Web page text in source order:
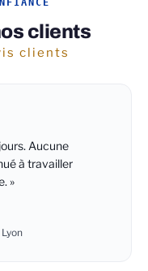
clients
clients
Aucune
à travailler
»